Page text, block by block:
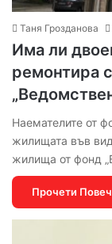
Таня Грозданова
Има ли
ремонтира
Наемателите от
жилищата във
жилища от фонд
Прочети